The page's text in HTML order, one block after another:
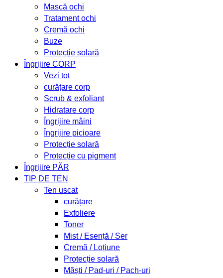
Mască ochi
Tratament ochi
Cremă ochi
Buze
Protecție solară
Îngrijire CORP
Vezi tot
curățare corp
Scrub & exfoliant
Hidratare corp
Îngrijire mâini
Îngrijire picioare
Protecție solară
Protecție cu pigment
Îngrijire PĂR
TIP DE TEN
Ten uscat
curățare
Exfoliere
Toner
Mist / Esență / Ser
Cremă / Loțiune
Protecție solară
Măști / Pad-uri / Pach-uri